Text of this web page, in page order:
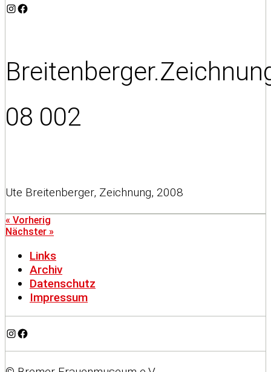
Instagram
Facebook
08 002
Ute Breitenberger, Zeichnung, 2008
« Vorherig
Nächster »
Links
Archiv
Datenschutz
Impressum
Instagram
Facebook